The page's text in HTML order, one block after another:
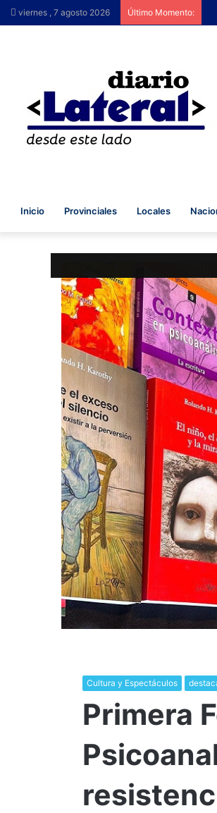
viernes , 7 agosto 2026 Último Momento:
Inicio Provinciales Locales
Cultura y Espectáculos
​Primera